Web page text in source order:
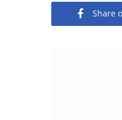
Share